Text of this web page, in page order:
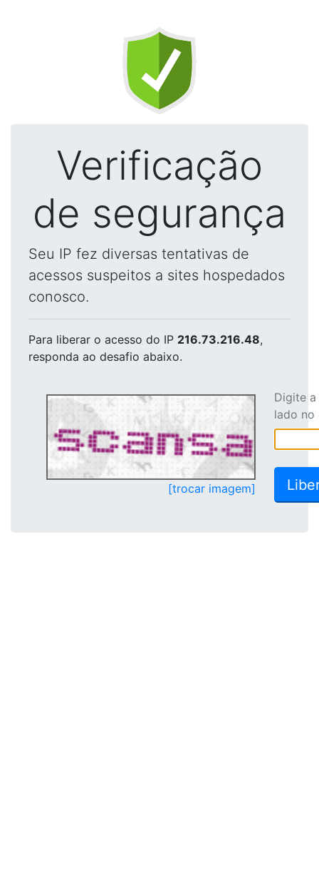
Verificação
de segurança
Seu IP fez diversas tentativas de
acessos suspeitos a sites hospedados
conosco.
Para liberar o acesso do IP 216.73.216.48,
responda ao desafio abaixo.
[trocar imagem]
Digite
lado no